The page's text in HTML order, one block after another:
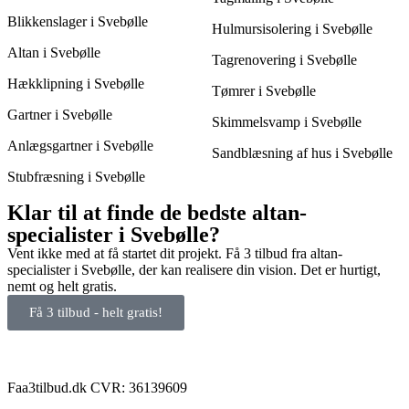
Blikkenslager i Svebølle
Altan i Svebølle
Hækklipning i Svebølle
Gartner i Svebølle
Anlægsgartner i Svebølle
Stubfræsning i Svebølle
Hulmursisolering i Svebølle
Tagrenovering i Svebølle
Tømrer i Svebølle
Skimmelsvamp i Svebølle
Sandblæsning af hus i Svebølle
Klar til at finde de bedste altan-
specialister i Svebølle?
Vent ikke med at få startet dit projekt. Få 3 tilbud fra altan-
specialister i Svebølle, der kan realisere din vision. Det er hurtigt,
nemt og helt gratis.
Få 3 tilbud - helt gratis!
Faa3tilbud.dk CVR: 36139609